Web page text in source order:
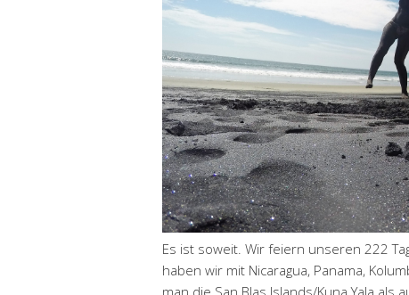
Es ist soweit. Wir feiern unseren 222
haben wir mit Nicaragua, Panama,